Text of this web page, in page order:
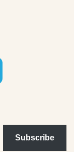
Subscribe